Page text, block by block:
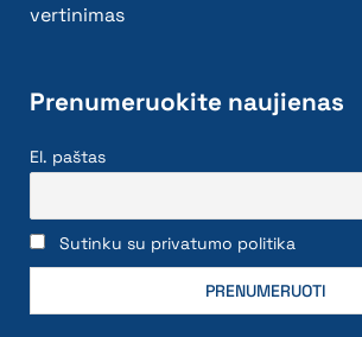
vertinimas
Prenumeruokite naujienas
El. paštas
Sutinku su privatumo politika